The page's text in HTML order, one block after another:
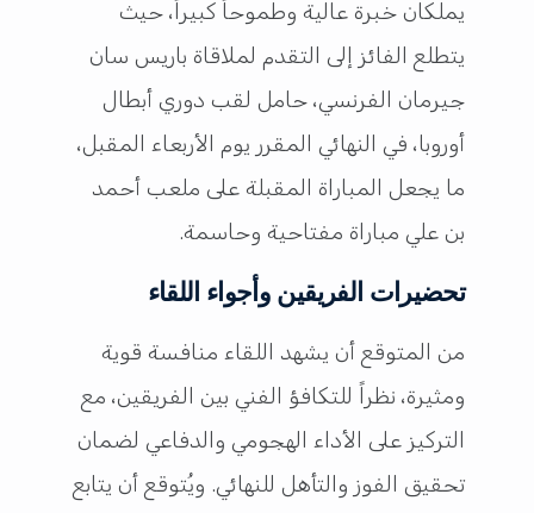
يملكان خبرة عالية وطموحاً كبيراً، حيث
يتطلع الفائز إلى التقدم لملاقاة باريس سان
جيرمان الفرنسي، حامل لقب دوري أبطال
أوروبا، في النهائي المقرر يوم الأربعاء المقبل،
ما يجعل المباراة المقبلة على ملعب أحمد
بن علي مباراة مفتاحية وحاسمة.
تحضيرات الفريقين وأجواء اللقاء
من المتوقع أن يشهد اللقاء منافسة قوية
ومثيرة، نظراً للتكافؤ الفني بين الفريقين، مع
التركيز على الأداء الهجومي والدفاعي لضمان
تحقيق الفوز والتأهل للنهائي. ويُتوقع أن يتابع